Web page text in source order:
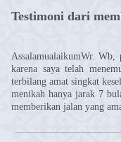
Testimoni dari
AssalamualaikumWr. Wb,
karena saya telah
terbilang amat singkat
menikah hanya jarak 7
memberikan jalan yang